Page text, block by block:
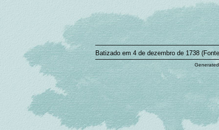
Batizado em 4 de dezembro de 1738